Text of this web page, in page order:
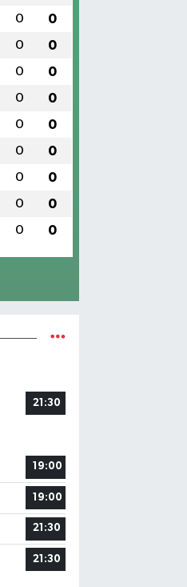
0 0
0 0
0 0
0 0
0 0
0 0
0 0
0 0
0 0
21:30
19:00
19:00
21:30
21:30